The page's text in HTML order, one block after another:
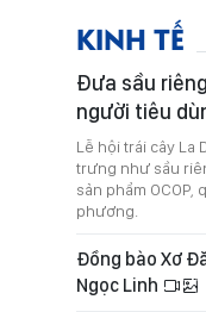
KINH TẾ
Đưa sầu
người tiêu
Lễ hội trái cây La
trưng như sầu
sản phẩm OCOP,
phương.
Đồng bào Xơ
Ngọc Linh